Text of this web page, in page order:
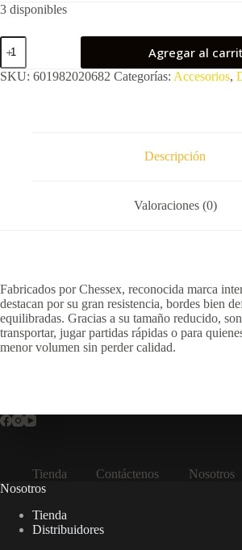
3 disponibles
Dados
Chessex
Speckled
Water
Agregar al
SKU: 601982020682 Categorías: Accesorios,
Descripción
Valoraciones (0)
Fabricados por Chessex, reconocida marca
destacan por su gran resistencia, bordes bien
equilibradas. Gracias a su tamaño reducido,
transportar, jugar partidas rápidas o para
menor volumen sin perder calidad.
Tienda Contáctenos Nosotros
Nosotros
Tienda
Distribuidores